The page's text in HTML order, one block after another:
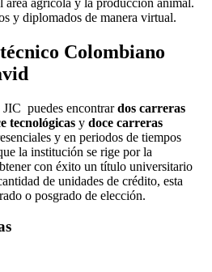
y diplomados de manera virtual.
Colombiano
JIC puedes encontrardos carreras
tecnológicas y doce carreras
y en periodos de tiempos
la institución se rige por la
con éxito un título universitario
de unidades de crédito, esta
o posgrado de elección.